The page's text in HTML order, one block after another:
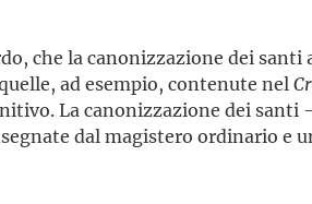
che la canonizzazione dei santi
ad esempio, contenute nel
La canonizzazione dei santi
dal magistero ordinario e